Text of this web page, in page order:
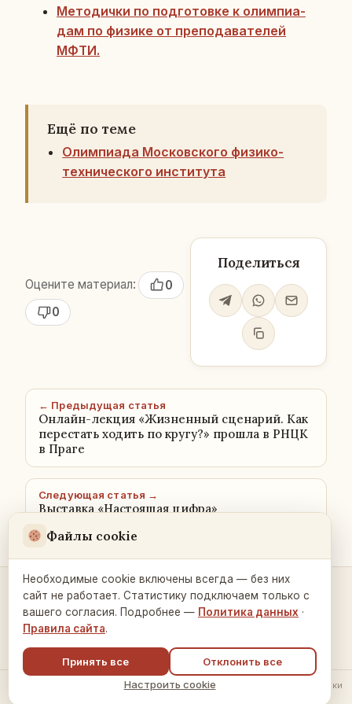
Ме­то­дич­ки по под­го­тов­ке к олим­пи­а­
дам по физике от пре­по­да­ва­те­лей
МФТИ.
Ещё по теме
Олимпиада Московского физико-
технического института
Оцените материал:
0
0
Поделиться
← Предыдущая статья
Онлайн-лекция «Жизненный сценарий. Как
перестать ходить по кругу?» прошла в РНЦК
в Праге
Следующая статья →
Выставка «Настоящая цифра»
Контакты и связь →
© 2026 Русский Дом в Праге ·Политика обработки данных
Настройки
Файлы cookie
Необходимые cookie включены всегда — без них
сайт не работает. Статистику подключаем только с
вашего согласия. Подробнее — Политика данных ·
Правила сайта.
Принять все
Отклонить все
Настроить cookie